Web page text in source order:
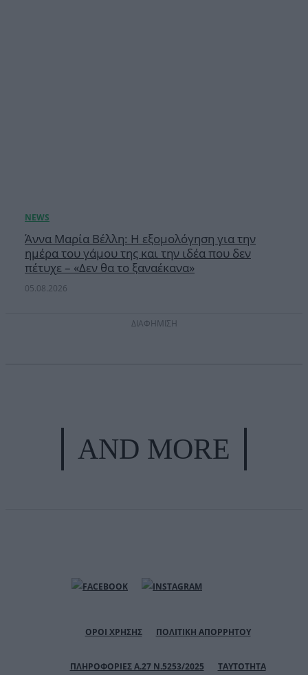
Άννα Μαρία Βέλλη: Η εξομολόγηση για την
ημέρα του γάμου της και την ιδέα που δεν
πέτυχε – «Δεν θα το ξαναέκανα»
05.08.2026
ΔΙΑΦΗΜΙΣΗ
AND MORE
ΟΡΟΙ ΧΡΗΣΗΣ ΠΟΛΙΤΙΚΗ ΑΠΟΡΡΗΤΟΥ
ΠΛΗΡΟΦΟΡΙΕΣ Α.27 Ν.5253/2025 ΤΑΥΤΟΤΗΤΑ